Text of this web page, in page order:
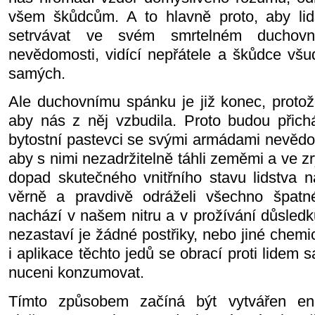
všem škůdcům. A to hlavně proto, aby
setrvávat ve svém smrtelném
nevědomosti, vidící nepřátele a škůdce
samých.
Ale duchovnímu spánku je již konec,
aby nás z něj vzbudila. Proto budou
bytostní pastevci se svými armádami
aby s nimi nezadržitelně táhli zeměmi a ve
dopad skutečného vnitřního stavu lidstva
věrně a pravdivě odráželi všechno
nachází v našem nitru a v prožívání
nezastaví je žádné postřiky, nebo jiné
i aplikace těchto jedů se obrací proti lidem
nuceni konzumovat.
Tímto způsobem začíná být vytvářen